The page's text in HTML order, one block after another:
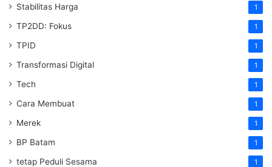
Stabilitas Harga 1
TP2DD: Fokus 1
TPID 1
Transformasi Digital 1
Tech 1
Cara Membuat 1
Merek 1
BP Batam 1
tetap Peduli Sesama 1